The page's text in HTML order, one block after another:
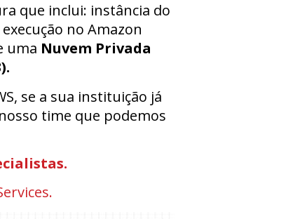
que inclui: instância do
no Amazon
uma Nuvem Privada
se a sua instituição já
time que podemos